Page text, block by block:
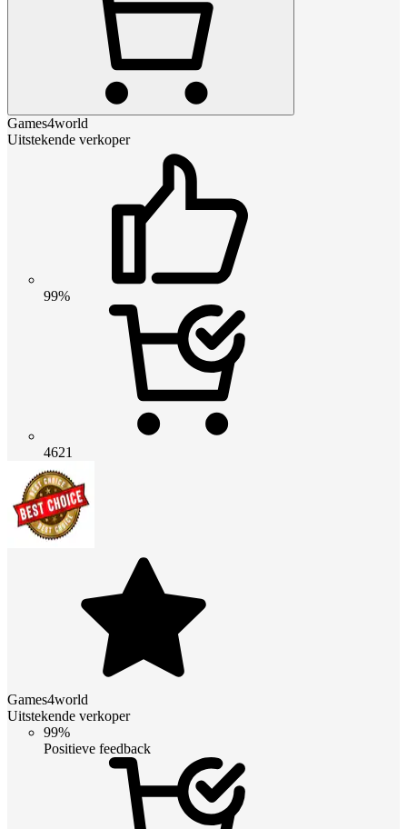
Games4world
Uitstekende verkoper
99%
4621
Games4world
Uitstekende verkoper
99%
Positieve feedback